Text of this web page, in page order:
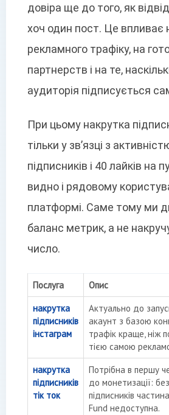
довіра ще до того, як
хоч один пост. Це впливає
рекламного трафіку, на
партнерств і на те,
аудиторія підписується
При цьому накрутка
тільки у зв’язці з
підписників і 40 лайків на
видно і рядовому
платформі. Саме тому ми
баланс метрик, а не
число.
Послуга
Опис
накрутка
підписників
інстаграм
Актуально до
акаунт з базою
трафік краще, ніж
тією самою
накрутка
підписників
тік ток
Потрібна в першу
до монетизації:
підписників
Fund недоступна.